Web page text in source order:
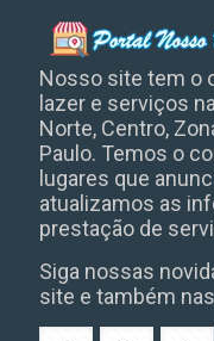
Nosso site tem o
lazer e serviços
Norte, Centro,
Paulo. Temos o
lugares que
atualizamos as
prestação de
Siga nossas
site e também